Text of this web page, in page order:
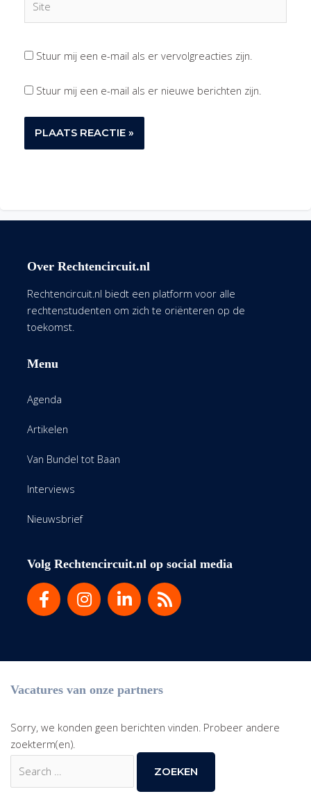
Stuur mij een e-mail als er vervolgreacties zijn.
Stuur mij een e-mail als er nieuwe berichten zijn.
Over Rechtencircuit.nl
Rechtencircuit.nl biedt een platform voor alle
rechtenstudenten om zich te oriënteren op de
toekomst.
Menu
Agenda
Artikelen
Van Bundel tot Baan
Interviews
Nieuwsbrief
Volg Rechtencircuit.nl op social media
Vacatures van onze partners
Sorry, we konden geen berichten vinden. Probeer andere
zoekterm(en).
Zoek
naar: